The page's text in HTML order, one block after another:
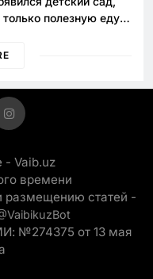
только полезную еду.
без сахара»
- Vaib.uz
времени
размещению статей -
№274375 от 13 мая